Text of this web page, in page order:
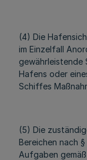
(4) Die
im Einzelfall
gewährleistende
Hafens oder
Schiffes
(5) Die
Bereichen nach
Aufgaben